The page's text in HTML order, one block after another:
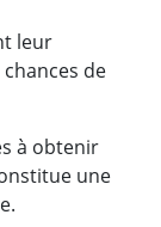
leur
de
à obtenir
une